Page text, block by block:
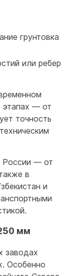
грунтовка
или ребер
этапах — от
точность
России — от
в
и
мм
заводах
Особенно